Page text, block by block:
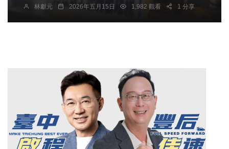
林獻元 2026年五月15日 1,982 觀看 1 分享